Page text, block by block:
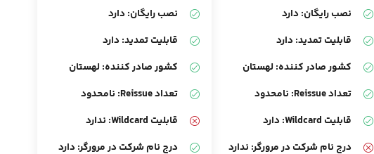
نصب رایگان: دارد
قابلیت تمدید: دارد
کشور صادر کننده: لهستان
تعداد Reissue: نامحدود
قابلیت Wildcard: دارد
درج نام شرکت در مرورگر: ندارد
نصب رایگان: دارد
قابلیت تمدید: دارد
کشور صادر کننده: لهستان
تعداد Reissue: نامحدود
قابلیت Wildcard: ندارد
درج نام شرکت در مرورگر: دارد